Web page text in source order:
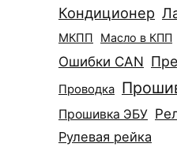
Кондиционер
МКПП Масло в КПП
Ошибки CAN
Проводка
Прошивка ЭБУ
Рулевая рейка